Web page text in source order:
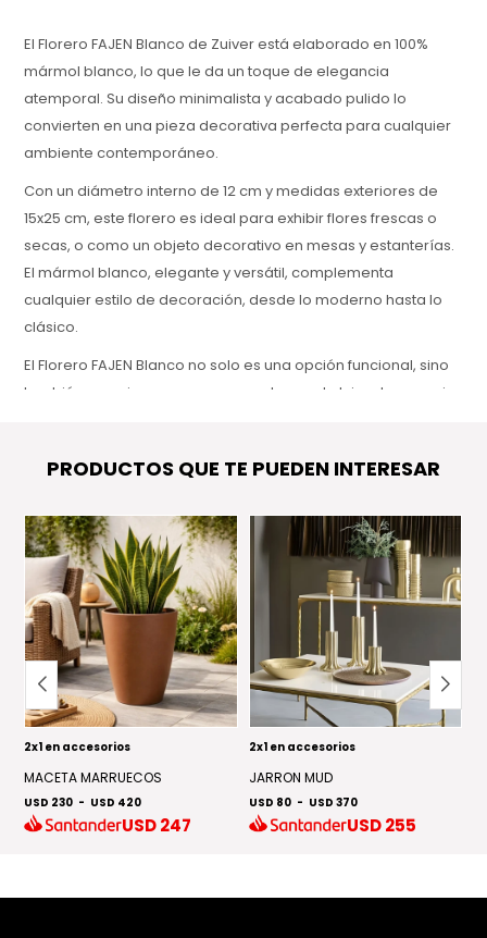
El Florero FAJEN Blanco de Zuiver está elaborado en 100%
mármol blanco, lo que le da un toque de elegancia
atemporal. Su diseño minimalista y acabado pulido lo
convierten en una pieza decorativa perfecta para cualquier
ambiente contemporáneo.
Con un diámetro interno de 12 cm y medidas exteriores de
15x25 cm, este florero es ideal para exhibir flores frescas o
secas, o como un objeto decorativo en mesas y estanterías.
El mármol blanco, elegante y versátil, complementa
cualquier estilo de decoración, desde lo moderno hasta lo
clásico.
El Florero FAJEN Blanco no solo es una opción funcional, sino
también una pieza que agrega un toque de lujo a tu espacio.
PRODUCTOS QUE TE PUEDEN INTERESAR
2x1 en accesorios
MACETA MARRUECOS
USD 230 - USD 420
USD247
2x1 en accesorios
JARRON MUD
USD 80 - USD 370
USD255